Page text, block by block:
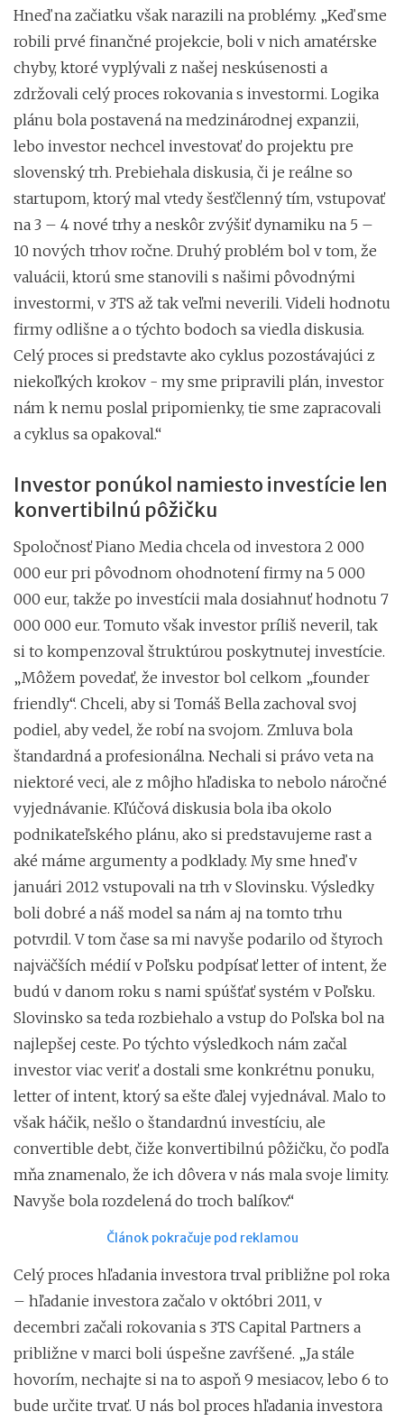
Hneď na začiatku však narazili na problémy. „Keď sme
robili prvé finančné projekcie, boli v nich amatérske
chyby, ktoré vyplývali z našej neskúsenosti a
zdržovali celý proces rokovania s investormi. Logika
plánu bola postavená na medzinárodnej expanzii,
lebo investor nechcel investovať do projektu pre
slovenský trh. Prebiehala diskusia, či je reálne so
startupom, ktorý mal vtedy šesťčlenný tím, vstupovať
na 3 – 4 nové trhy a neskôr zvýšiť dynamiku na 5 –
10 nových trhov ročne. Druhý problém bol v tom, že
valuácii, ktorú sme stanovili s našimi pôvodnými
investormi, v 3TS až tak veľmi neverili. Videli hodnotu
firmy odlišne a o týchto bodoch sa viedla diskusia.
Celý proces si predstavte ako cyklus pozostávajúci z
niekoľkých krokov - my sme pripravili plán, investor
nám k nemu poslal pripomienky, tie sme zapracovali
a cyklus sa opakoval.“
Investor ponúkol namiesto investície len
konvertibilnú pôžičku
Spoločnosť Piano Media chcela od investora 2 000
000 eur pri pôvodnom ohodnotení firmy na 5 000
000 eur, takže po investícii mala dosiahnuť hodnotu 7
000 000 eur. Tomuto však investor príliš neveril, tak
si to kompenzoval štruktúrou poskytnutej investície.
„Môžem povedať, že investor bol celkom „founder
friendly“. Chceli, aby si Tomáš Bella zachoval svoj
podiel, aby vedel, že robí na svojom. Zmluva bola
štandardná a profesionálna. Nechali si právo veta na
niektoré veci, ale z môjho hľadiska to nebolo náročné
vyjednávanie. Kľúčová diskusia bola iba okolo
podnikateľského plánu, ako si predstavujeme rast a
aké máme argumenty a podklady. My sme hneď v
januári 2012 vstupovali na trh v Slovinsku. Výsledky
boli dobré a náš model sa nám aj na tomto trhu
potvrdil. V tom čase sa mi navyše podarilo od štyroch
najväčších médií v Poľsku podpísať letter of intent, že
budú v danom roku s nami spúšťať systém v Poľsku.
Slovinsko sa teda rozbiehalo a vstup do Poľska bol na
najlepšej ceste. Po týchto výsledkoch nám začal
investor viac veriť a dostali sme konkrétnu ponuku,
letter of intent, ktorý sa ešte ďalej vyjednával. Malo to
však háčik, nešlo o štandardnú investíciu, ale
convertible debt, čiže konvertibilnú pôžičku, čo podľa
mňa znamenalo, že ich dôvera v nás mala svoje limity.
Navyše bola rozdelená do troch balíkov.“
Článok pokračuje pod reklamou
Celý proces hľadania investora trval približne pol roka
– hľadanie investora začalo v októbri 2011, v
decembri začali rokovania s 3TS Capital Partners a
približne v marci boli úspešne zavŕšené. „Ja stále
hovorím, nechajte si na to aspoň 9 mesiacov, lebo 6 to
bude určite trvať. U nás bol proces hľadania investora